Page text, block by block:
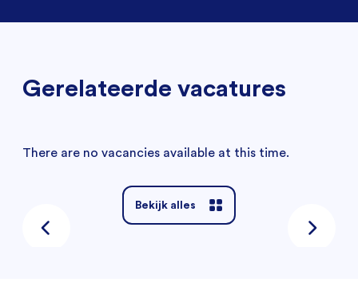
Gerelateerde vacatures
There are no vacancies available at this time.
Bekijk alles